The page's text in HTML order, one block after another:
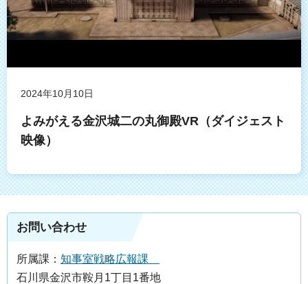
2024年10月10日
よみがえる金沢城二の丸御殿VR（ダイジェスト
映像）
お問い合わせ
所属課： 知事室戦略広報課
石川県金沢市鞍月1丁目1番地